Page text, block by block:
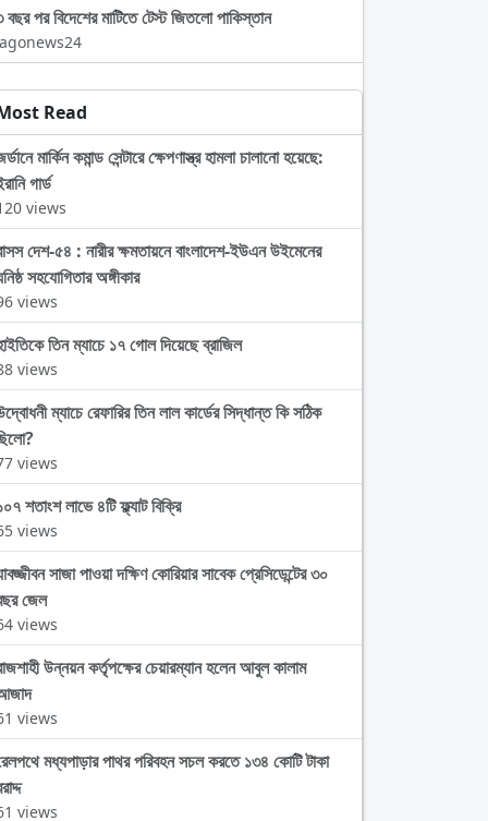
বছর পর বিদেশের মাটিতে টেস্ট জিতলো পাকিস্তান
Read
মার্কিন কমান্ড সেন্টারে ক্ষেপণাস্ত্র হামলা চালানো হয়েছে:
গার্ড
views
দেশ-৫৪ : নারীর ক্ষমতায়নে বাংলাদেশ-ইউএন উইমেনের
সহযোগিতার অঙ্গীকার
views
তিন ম্যাচে ১৭ গোল দিয়েছে ব্রাজিল
views
ম্যাচে রেফারির তিন লাল কার্ডের সিদ্ধান্ত কি সঠিক
views
শতাংশ লাভে ৪টি ফ্ল্যাট বিক্রি
views
সাজা পাওয়া দক্ষিণ কোরিয়ার সাবেক প্রেসিডেন্টের ৩০
জেল
views
উন্নয়ন কর্তৃপক্ষের চেয়ারম্যান হলেন আবুল কালাম
views
মধ্যপাড়ার পাথর পরিবহন সচল করতে ১৩৪ কোটি টাকা
views